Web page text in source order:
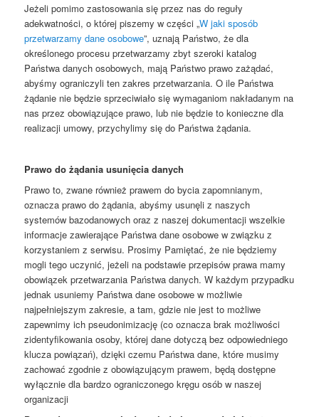
Jeżeli pomimo zastosowania się przez nas do reguły
adekwatności, o której piszemy w części „W jaki sposób
przetwarzamy dane osobowe”, uznają Państwo, że dla
określonego procesu przetwarzamy zbyt szeroki katalog
Państwa danych osobowych, mają Państwo prawo zażądać,
abyśmy ograniczyli ten zakres przetwarzania. O ile Państwa
żądanie nie będzie sprzeciwiało się wymaganiom nakładanym na
nas przez obowiązujące prawo, lub nie będzie to konieczne dla
realizacji umowy, przychylimy się do Państwa żądania.
Prawo do żądania usunięcia danych
Prawo to, zwane również prawem do bycia zapomnianym,
oznacza prawo do żądania, abyśmy usunęli z naszych
systemów bazodanowych oraz z naszej dokumentacji wszelkie
informacje zawierające Państwa dane osobowe w związku z
korzystaniem z serwisu. Prosimy Pamiętać, że nie będziemy
mogli tego uczynić, jeżeli na podstawie przepisów prawa mamy
obowiązek przetwarzania Państwa danych. W każdym przypadku
jednak usuniemy Państwa dane osobowe w możliwie
najpełniejszym zakresie, a tam, gdzie nie jest to możliwe
zapewnimy ich pseudonimizację (co oznacza brak możliwości
zidentyfikowania osoby, której dane dotyczą bez odpowiedniego
klucza powiązań), dzięki czemu Państwa dane, które musimy
zachować zgodnie z obowiązującym prawem, będą dostępne
wyłącznie dla bardzo ograniczonego kręgu osób w naszej
organizacji